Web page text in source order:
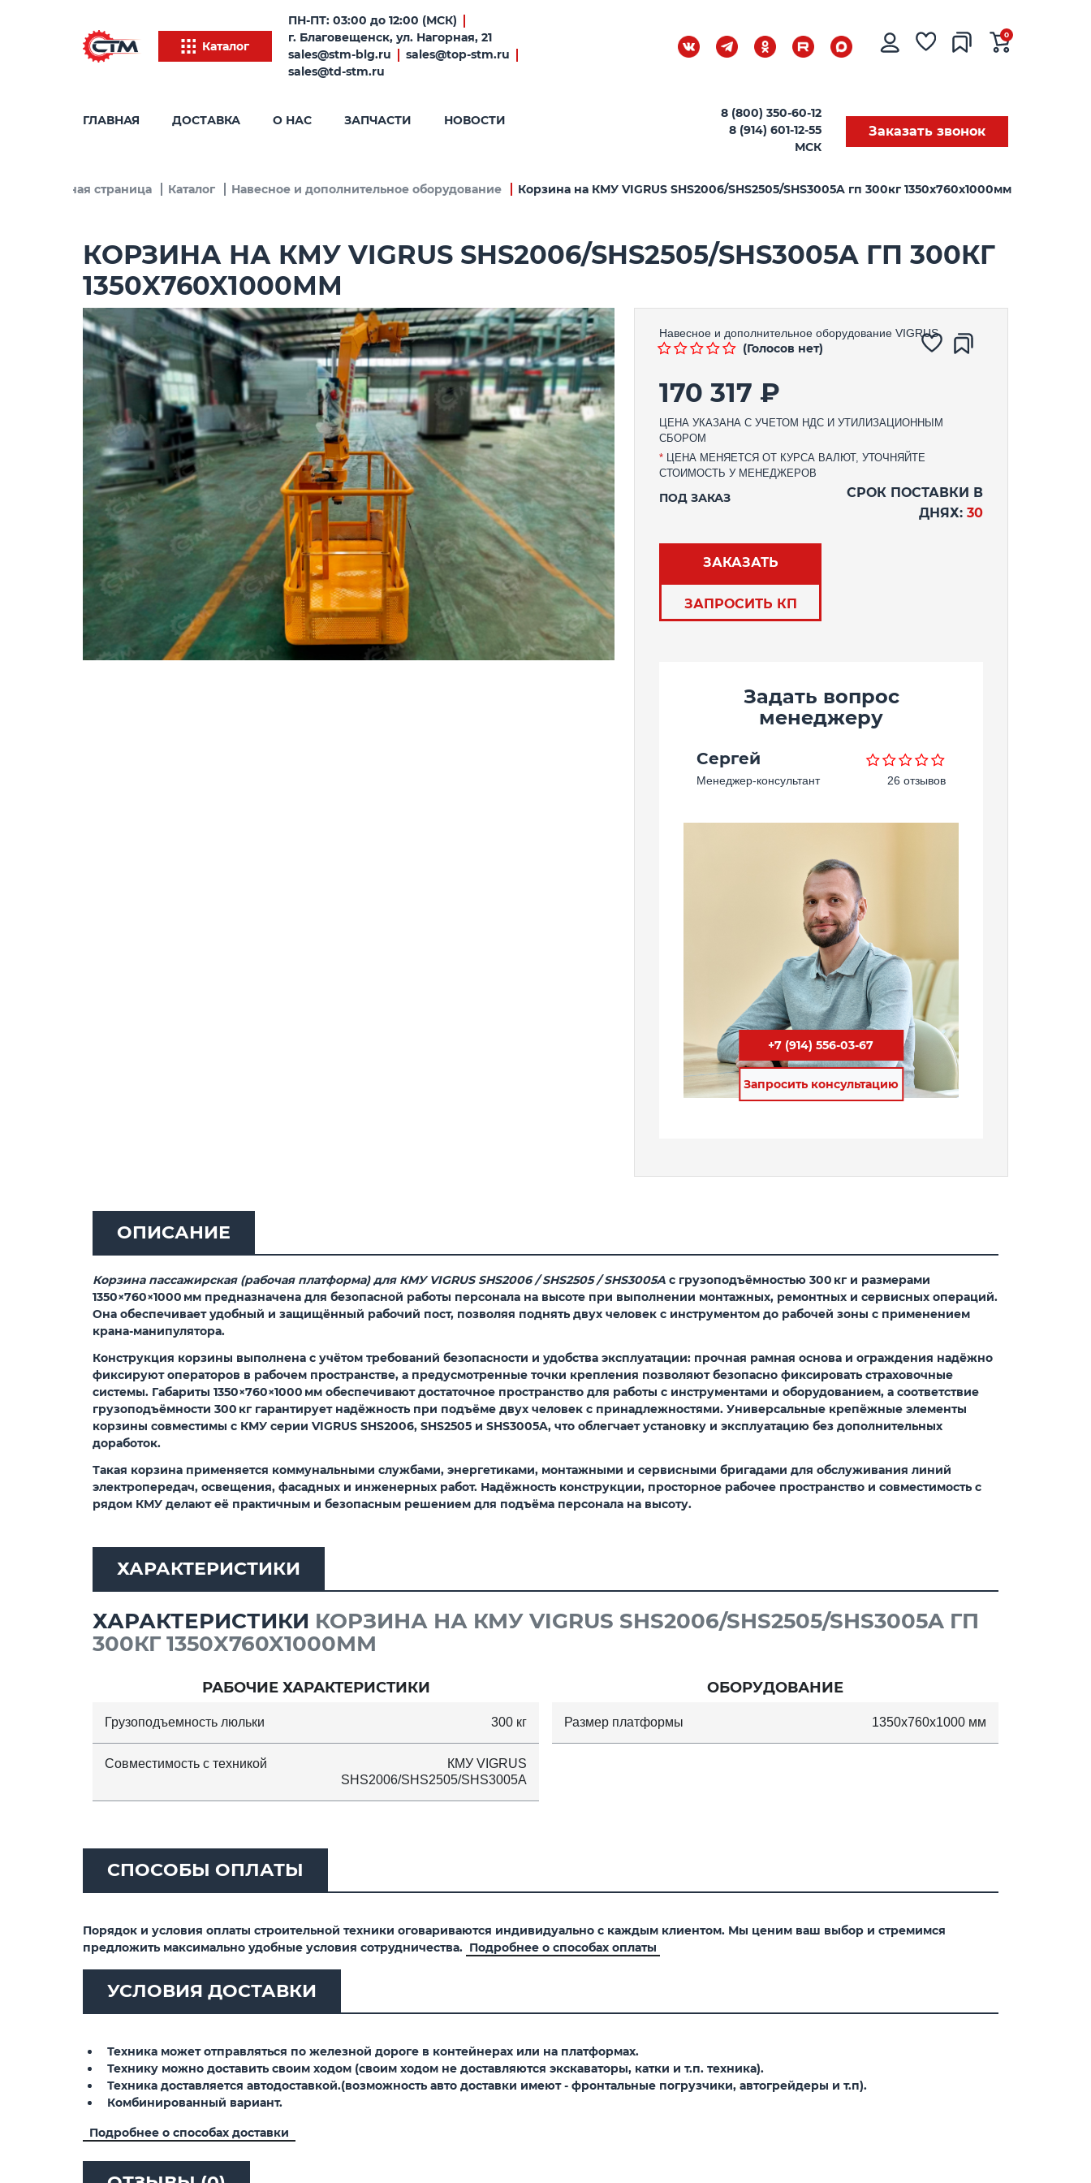
Каталог
ПН-ПТ: 03:00 до 12:00 (МСК)
г. Благовещенск, ул. Нагорная, 21
sales@stm-blg.ru
sales@top-stm.ru
sales@td-stm.ru
0
ГЛАВНАЯ ДОСТАВКА О НАС ЗАПЧАСТИ НОВОСТИ
8 (800) 350-60-12
8 (914) 601-12-55
МСК
Заказать звонок
Главная страница Каталог Навесное и дополнительное оборудование Корзина на КМУ VIGRUS SHS2006/SHS2505/SHS3005A гп 300кг 1350x760x1000мм
КОРЗИНА НА КМУ VIGRUS SHS2006/SHS2505/SHS3005A ГП 300КГ
1350X760X1000ММ
Навесное и дополнительное оборудование VIGRUS
(Голосов нет)
170 317 ₽
ЦЕНА УКАЗАНА С УЧЕТОМ НДС И УТИЛИЗАЦИОННЫМ
СБОРОМ
* ЦЕНА МЕНЯЕТСЯ ОТ КУРСА ВАЛЮТ, УТОЧНЯЙТЕ
СТОИМОСТЬ У МЕНЕДЖЕРОВ
ПОД ЗАКАЗ
СРОК ПОСТАВКИ В
ДНЯХ: 30
ЗАКАЗАТЬ
ЗАПРОСИТЬ КП
Задать вопрос
менеджеру
Сергей
Менеджер-консультант 26 отзывов
+7 (914) 556-03-67
Запросить консультацию
ОПИСАНИЕ
Корзина пассажирская (рабочая платформа) для КМУ VIGRUS SHS2006 / SHS2505 / SHS3005A с грузоподъёмностью 300 кг и размерами
1350×760×1000 мм предназначена для безопасной работы персонала на высоте при выполнении монтажных, ремонтных и сервисных операций.
Она обеспечивает удобный и защищённый рабочий пост, позволяя поднять двух человек с инструментом до рабочей зоны с применением
крана‑манипулятора.
Конструкция корзины выполнена с учётом требований безопасности и удобства эксплуатации: прочная рамная основа и ограждения надёжно
фиксируют операторов в рабочем пространстве, а предусмотренные точки крепления позволяют безопасно фиксировать страховочные
системы. Габариты 1350×760×1000 мм обеспечивают достаточное пространство для работы с инструментами и оборудованием, а соответствие
грузоподъёмности 300 кг гарантирует надёжность при подъёме двух человек с принадлежностями. Универсальные крепёжные элементы
корзины совместимы с КМУ серии VIGRUS SHS2006, SHS2505 и SHS3005A, что облегчает установку и эксплуатацию без дополнительных
доработок.
Такая корзина применяется коммунальными службами, энергетиками, монтажными и сервисными бригадами для обслуживания линий
электропередач, освещения, фасадных и инженерных работ. Надёжность конструкции, просторное рабочее пространство и совместимость с
рядом КМУ делают её практичным и безопасным решением для подъёма персонала на высоту.
ХАРАКТЕРИСТИКИ
ХАРАКТЕРИСТИКИ КОРЗИНА НА КМУ VIGRUS SHS2006/SHS2505/SHS3005A ГП
300КГ 1350X760X1000ММ
РАБОЧИЕ ХАРАКТЕРИСТИКИ
Грузоподъемность люльки 300 кг
Совместимость с техникой
КМУ VIGRUS
SHS2006/SHS2505/SHS3005A
ОБОРУДОВАНИЕ
Размер платформы 1350x760x1000 мм
СПОСОБЫ ОПЛАТЫ
Порядок и условия оплаты строительной техники оговариваются индивидуально с каждым клиентом. Мы ценим ваш выбор и стремимся
предложить максимально удобные условия сотрудничества. Подробнее о способах оплаты
УСЛОВИЯ ДОСТАВКИ
Техника может отправляться по железной дороге в контейнерах или на платформах.
Технику можно доставить своим ходом (своим ходом не доставляются экскаваторы, катки и т.п. техника).
Техника доставляется автодоставкой.(возможность авто доставки имеют - фронтальные погрузчики, автогрейдеры и т.п).
Комбинированный вариант.
Подробнее о способах доставки